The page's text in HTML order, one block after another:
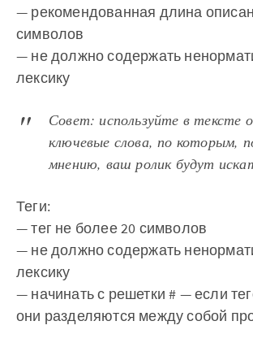
— рекомендованная длина
символов
— не должно содержать
лексику
Совет: используйте в тексте
ключевые слова, по которым,
мнению, ваш ролик будут
Теги:
— тег не более 20 символов
— не должно содержать
лексику
— начинать с решетки # — если
они разделяются между собой